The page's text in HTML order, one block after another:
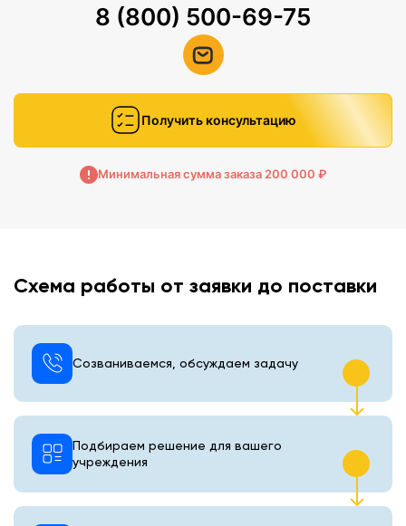
8 (800) 500-69-75
Получить консультацию
Минимальная сумма заказа 200 000 ₽
Схема работы от заявки до поставки
Созваниваемся, обсуждаем задачу
Подбираем решение для вашего
учреждения